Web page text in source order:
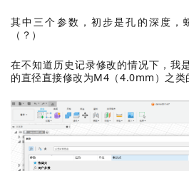
其中三个参数，初步是孔的深度，
（？）
在不知道历史记录修改的情况下，我
的直径直接修改为M4（4.0mm）之类